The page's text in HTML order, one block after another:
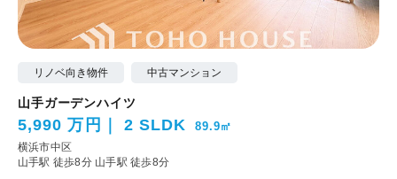
リノベ向き物件 中古マンション
山手ガーデンハイツ
5,990 万円 2 SLDK 89.9㎡
横浜市中区
山手駅 徒歩8分 山手駅 徒歩8分